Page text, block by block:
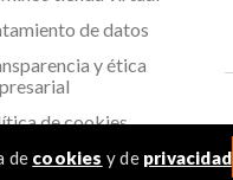
de cookies y de privacidad
de datos
y ética
de cookies
de privacidad